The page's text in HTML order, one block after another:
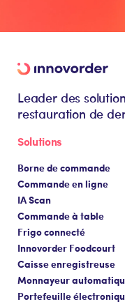
Leader des
restauration de
Solutions
Borne de commande
Commande en ligne
IA Scan
Commande à table
Frigo connecté
Innovorder Foodcourt
Caisse enregistreuse
Monnayeur
Portefeuille